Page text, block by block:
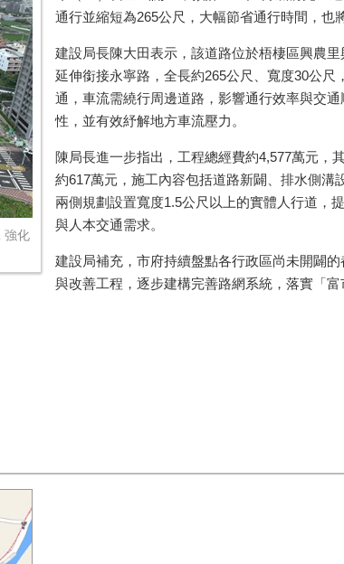
強化
通行並縮短為265公尺，大幅節省通行時間，
建設局長陳大田表示，該道路位於梧棲區興農
延伸銜接永寧路，全長約265公尺、寬度30公
通，車流需繞行周邊道路，影響通行效率與交
性，並有效紓解地方車流壓力。
陳局長進一步指出，工程總經費約4,577萬元，
約617萬元，施工內容包括道路新闢、排水側
兩側規劃設置寬度1.5公尺以上的實體人行道，
與人本交通需求。
建設局補充，市府持續盤點各行政區尚未開闢
與改善工程，逐步建構完善路網系統，落實「